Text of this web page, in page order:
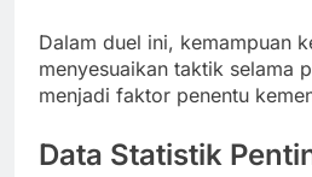
Dalam duel ini, kemampuan
menyesuaikan taktik selama
menjadi faktor penentu
Data Statistik